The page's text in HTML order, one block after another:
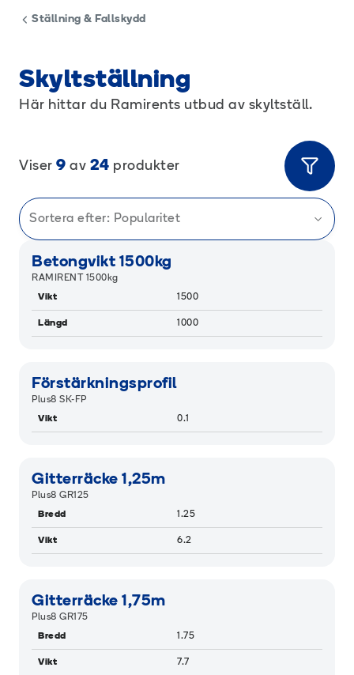
Ställning & Fallskydd
Skyltställning
Här hittar du Ramirents utbud av skyltställ.
Viser 9 av 24 produkter
Sortera efter: Popularitet
Betongvikt 1500kg
RAMIRENT 1500kg
Vikt
1500
Längd 1000
Förstärkningsprofil
Plus8 SK-FP
Vikt
0.1
Gitterräcke 1,25m
Plus8 GR125
Bredd
1.25
Vikt 6.2
Gitterräcke 1,75m
Plus8 GR175
Bredd
1.75
Vikt 7.7